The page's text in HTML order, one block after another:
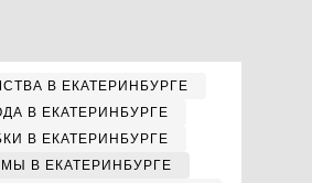
В ЕКАТЕРИНБУРГЕ
В ЕКАТЕРИНБУРГЕ
В ЕКАТЕРИНБУРГЕ
В ЕКАТЕРИНБУРГЕ